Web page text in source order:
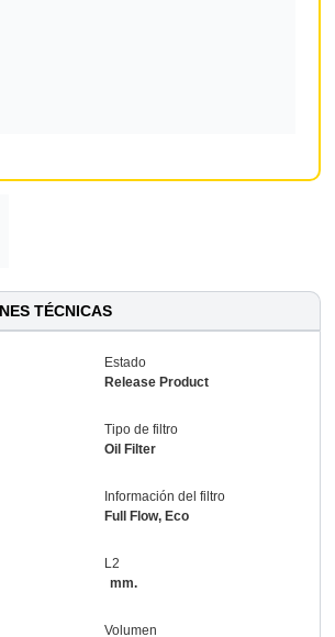
TÉCNICAS
Estado
Release Product
Tipo de filtro
Oil Filter
Información del filtro
Full Flow, Eco
L2
mm.
Volumen